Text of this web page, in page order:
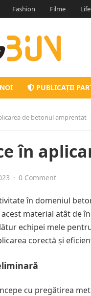
Fashion Filme
PUBLICAȚII
de betonul amprentat
în
· 0 Comment
în domeniul
material atât de
echipei mele
corectă și
cu pregătirea